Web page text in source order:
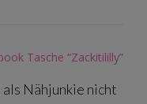
Tasche “Zackitililly”
als Nähjunkie nicht